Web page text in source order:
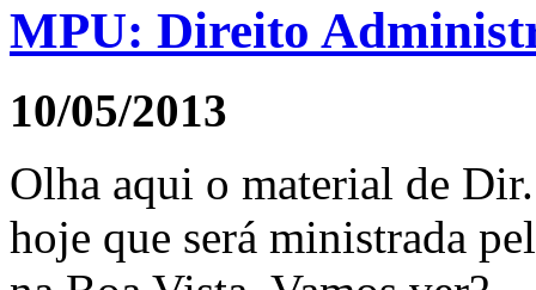
MPU: Direito
10/05/2013
Olha aqui o material de
hoje que será ministrada